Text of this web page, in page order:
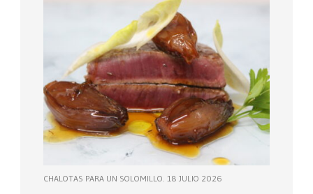
CHALOTAS PARA UN SOLOMILLO. 18 JULIO 2026